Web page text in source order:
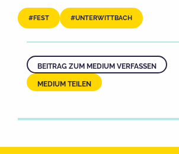
FEST UNTERWITTBACH
BEITRAG ZUM MEDIUM VERFASSEN
MEDIUM TEILEN